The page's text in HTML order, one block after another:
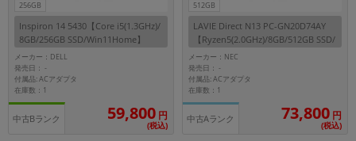
256GB
Inspiron 14 5430【Core i5(1.3GHz)/
8GB/256GB SSD/Win11Home】
メーカー：DELL
発売日：-
付属品: ACアダプタ
在庫数：1
中古Bランク 59,800 円
(税込)
512GB
LAVIE Direct N13 PC-GN20D74AY
【Ryzen5(2.0GHz)/8GB/512GB SSD/
Win11Home】
メーカー：NEC
発売日：-
付属品: ACアダプタ
在庫数：1
中古Aランク 73,800 円
(税込)